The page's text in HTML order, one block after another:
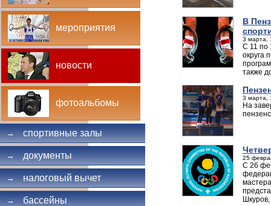
мероприятия
новости
фотоальбомы
→ спортивные залы
→ документы
→ налоговый вычет
→ бассейны
В
3 марта,
С 11 по
округа
также
3 марта,
На
25
С 26